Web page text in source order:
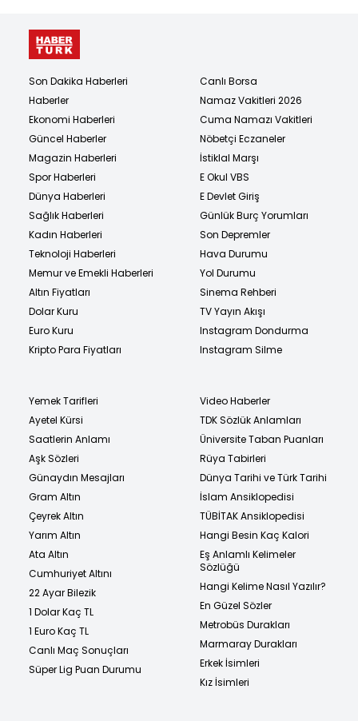
Son Dakika Haberleri
Haberler
Ekonomi Haberleri
Güncel Haberler
Magazin Haberleri
Spor Haberleri
Dünya Haberleri
Sağlık Haberleri
Kadın Haberleri
Teknoloji Haberleri
Memur ve Emekli Haberleri
Altın Fiyatları
Dolar Kuru
Euro Kuru
Kripto Para Fiyatları
Canlı Borsa
Namaz Vakitleri 2026
Cuma Namazı Vakitleri
Nöbetçi Eczaneler
İstiklal Marşı
E Okul VBS
E Devlet Giriş
Günlük Burç Yorumları
Son Depremler
Hava Durumu
Yol Durumu
Sinema Rehberi
TV Yayın Akışı
Instagram Dondurma
Instagram Silme
Yemek Tarifleri
Ayetel Kürsi
Saatlerin Anlamı
Aşk Sözleri
Günaydın Mesajları
Gram Altın
Çeyrek Altın
Yarım Altın
Ata Altın
Cumhuriyet Altını
22 Ayar Bilezik
1 Dolar Kaç TL
1 Euro Kaç TL
Canlı Maç Sonuçları
Süper Lig Puan Durumu
Video Haberler
TDK Sözlük Anlamları
Üniversite Taban Puanları
Rüya Tabirleri
Dünya Tarihi ve Türk Tarihi
İslam Ansiklopedisi
TÜBİTAK Ansiklopedisi
Hangi Besin Kaç Kalori
Eş Anlamlı Kelimeler
Sözlüğü
Hangi Kelime Nasıl Yazılır?
En Güzel Sözler
Metrobüs Durakları
Marmaray Durakları
Erkek İsimleri
Kız İsimleri